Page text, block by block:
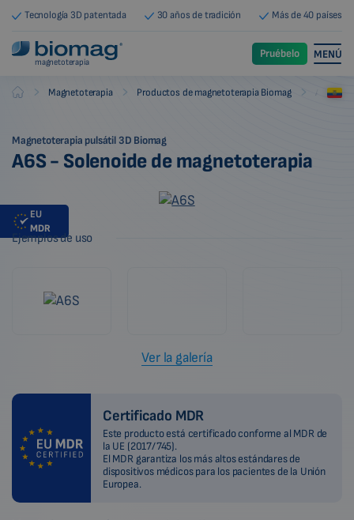
Tecnología 3D patentada 30 años de tradición Más de 40 países
magnetoterapia
Pruébelo MENÚ
Biomag Magnetoterapia Productos de magnetoterapia Biomag
Magnetoterapia pulsátil 3D Biomag
A6S - Solenoide de magnetoterapia
EU
MDR
Ejemplos de uso
Ver la galería
Certificado MDR
Este producto está certificado conforme al MDR de
la UE (2017/745).
El MDR garantiza los más altos estándares de
dispositivos médicos para los pacientes de la Unión
Europea.